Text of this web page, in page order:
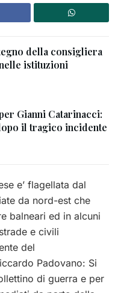
della consigliera
istituzioni
Gianni Catarinacci:
il tragico incidente
e’ flagellata dal
da nord-est che
balneari ed in alcuni
e civili
del
Padovano: Si
di guerra e per